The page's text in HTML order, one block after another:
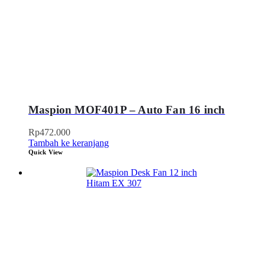
Maspion MOF401P – Auto Fan 16 inch
Rp472.000
Tambah ke keranjang
Quick View